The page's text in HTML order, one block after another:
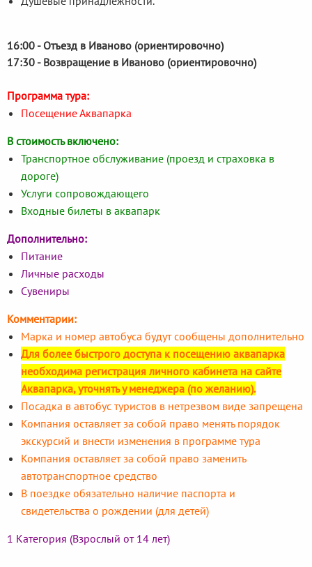
16:00 - Отъезд в Иваново (ориентировочно)
17:30 - Возвращение в Иваново (ориентировочно)
Программа тура:
Посещение Аквапарка
В стоимость включено:
Транспортное обслуживание (проезд и страховка в
дороге)
Услуги сопровождающего
Входные билеты в аквапарк
Дополнительно:
Питание
Личные расходы
Сувениры
Комментарии:
Марка и номер автобуса будут сообщены дополнительно
Для более быстрого доступа к посещению аквапарка
необходима регистрация личного кабинета на сайте
Аквапарка, уточнять у менеджера (по желанию).
Посадка в автобус туристов в нетрезвом виде запрещена
Компания оставляет за собой право менять порядок
экскурсий и внести изменения в программе тура
Компания оставляет за собой право заменить
автотранспортное средство
В поездке обязательно наличие паспорта и
свидетельства о рождении (для детей)
1 Категория (Взрослый от 14 лет)